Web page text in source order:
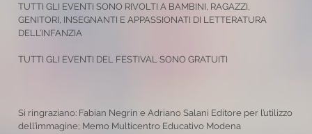
TUTTI GLI EVENTI SONO RIVOLTI A BAMBINI, RAGAZZI,
GENITORI, INSEGNANTI E APPASSIONATI DI LETTERATURA
DELL’INFANZIA
TUTTI GLI EVENTI DEL FESTIVAL SONO GRATUITI
Si ringraziano: Fabian Negrin e Adriano Salani Editore per l’utilizzo
dell’immagine; Memo Multicentro Educativo Modena